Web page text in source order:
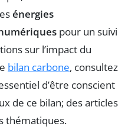
énergies
pour un suivi
sur l’impact du
bilan carbone, consultez
d’être conscient
de ce bilan; des articles
thématiques.